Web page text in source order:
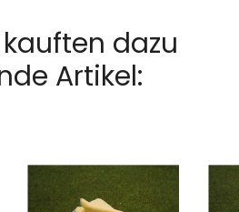
dazu
Artikel: